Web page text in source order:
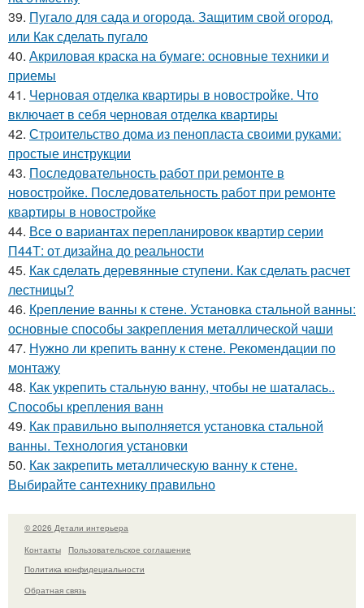
39. Пугало для сада и огорода. Защитим свой огород,
или Как сделать пугало
40. Акриловая краска на бумаге: основные техники и
приемы
41. Черновая отделка квартиры в новостройке. Что
включает в себя черновая отделка квартиры
42. Строительство дома из пенопласта своими руками:
простые инструкции
43. Последовательность работ при ремонте в
новостройке. Последовательность работ при ремонте
квартиры в новостройке
44. Все о вариантах перепланировок квартир серии
П44Т: от дизайна до реальности
45. Как сделать деревянные ступени. Как сделать расчет
лестницы?
46. Крепление ванны к стене. Установка стальной ванны:
основные способы закрепления металлической чаши
47. Нужно ли крепить ванну к стене. Рекомендации по
монтажу
48. Как укрепить стальную ванну, чтобы не шаталась..
Способы крепления ванн
49. Как правильно выполняется установка стальной
ванны. Технология установки
50. Как закрепить металлическую ванну к стене.
Выбирайте сантехнику правильно
© 2026 Детали интерьера
Контакты
Пользовательское соглашение
Политика конфидециальности
Обратная связь